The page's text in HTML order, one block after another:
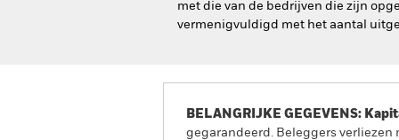
met die van de bedrijven die zijn
vermenigvuldigd met het aantal
BELANGRIJKE GEGEVENS:
gegarandeerd. Beleggers